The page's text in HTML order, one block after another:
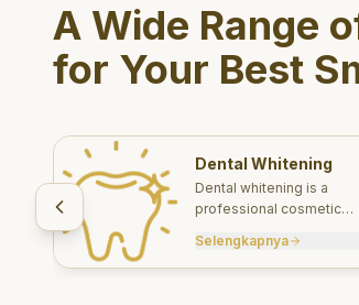
A Wide Range
for Your Best
Dental Whitening
Dental whitening is a
professional cosmetic
brighten your smile safely
and effectively.
Selengkapnya